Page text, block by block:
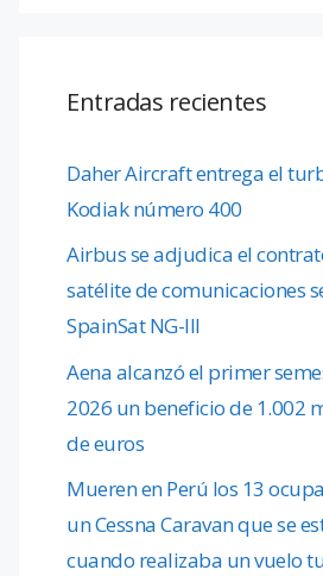
Entradas recientes
Daher Aircraft entrega el
Kodiak número 400
Airbus se adjudica el
satélite de comunicaciones
SpainSat NG-III
Aena alcanzó el primer
2026 un beneficio de 1.002
de euros
Mueren en Perú los 13
un Cessna Caravan que se
cuando realizaba un vuelo